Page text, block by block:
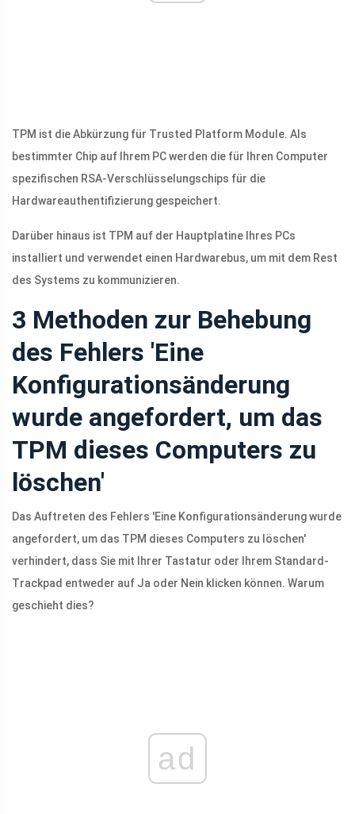
TPM ist die Abkürzung für Trusted Platform Module. Als
bestimmter Chip auf Ihrem PC werden die für Ihren Computer
spezifischen RSA-Verschlüsselungschips für die
Hardwareauthentifizierung gespeichert.
Darüber hinaus ist TPM auf der Hauptplatine Ihres PCs
installiert und verwendet einen Hardwarebus, um mit dem Rest
des Systems zu kommunizieren.
3 Methoden zur Behebung
des Fehlers 'Eine
Konfigurationsänderung
wurde angefordert, um das
TPM dieses Computers zu
löschen'
Das Auftreten des Fehlers 'Eine Konfigurationsänderung wurde
angefordert, um das TPM dieses Computers zu löschen'
verhindert, dass Sie mit Ihrer Tastatur oder Ihrem Standard-
Trackpad entweder auf Ja oder Nein klicken können. Warum
geschieht dies?
ad